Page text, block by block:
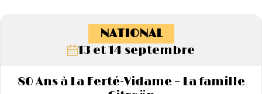
NATIONAL
13 et 14 septembre
80 Ans à La Ferté-Vidame – La famille